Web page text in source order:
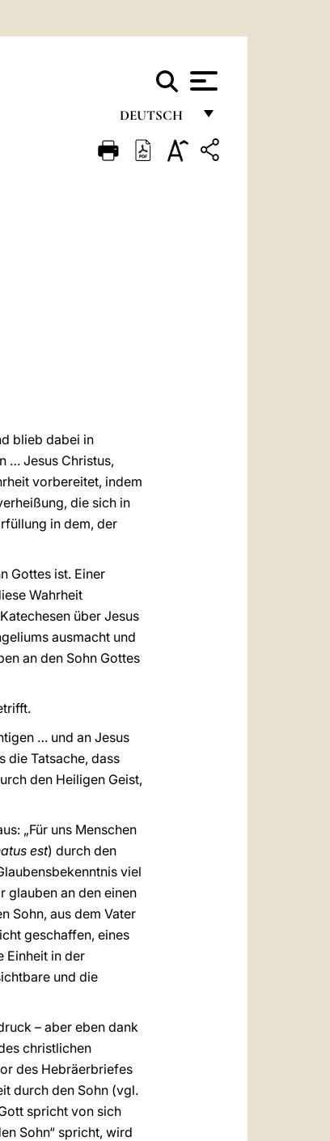
DEUTSCH
FRANÇAIS
blieb dabei in
… Jesus Christus,
vorbereitet, indem
die sich in
in dem, der
Gottes ist. Einer
Wahrheit
über Jesus
ausmacht und
an den Sohn Gottes
… und an Jesus
die Tatsache, dass
den Heiligen Geist,
„Für uns Menschen
est) durch den
viel
glauben an den einen
Sohn, aus dem Vater
geschaffen, eines
Einheit in der
und die
– aber eben dank
christlichen
des Hebräerbriefes
durch den Sohn (vgl.
spricht von sich
Sohn“ spricht, wird